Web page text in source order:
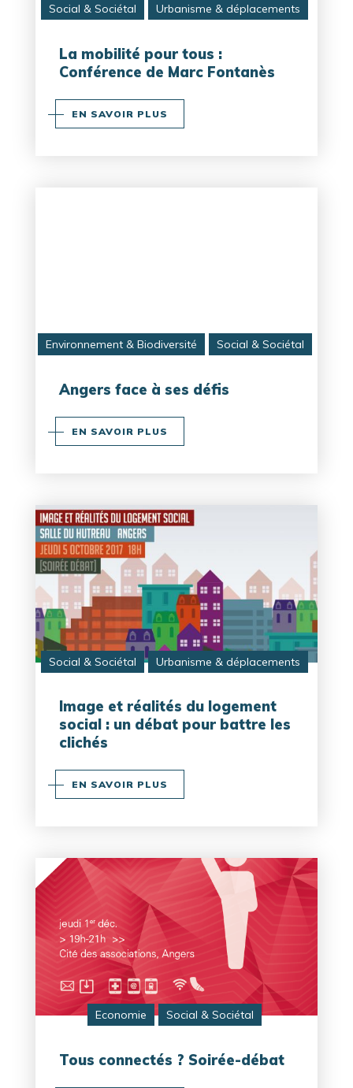
Social & Sociétal Urbanisme & déplacements
La mobilité pour tous :
Conférence de Marc Fontanès
EN SAVOIR PLUS
Environnement & Biodiversité Social & Sociétal
Angers face à ses défis
EN SAVOIR PLUS
Social & Sociétal Urbanisme & déplacements
Image et réalités du logement
social : un débat pour battre les
clichés
EN SAVOIR PLUS
Economie Social & Sociétal
Tous connectés ? Soirée-débat